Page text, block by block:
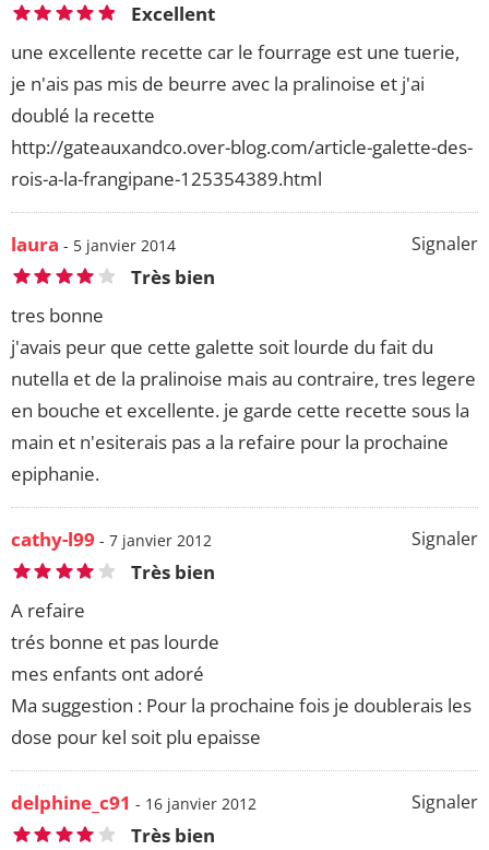
Excellent
une excellente recette car le fourrage est une tuerie,
je n'ais pas mis de beurre avec la pralinoise et j'ai
doublé la recette
http://gateauxandco.over-blog.com/article-galette-des-
rois-a-la-frangipane-125354389.html
Signaler
laura - 5 janvier 2014
Très bien
tres bonne
j'avais peur que cette galette soit lourde du fait du
nutella et de la pralinoise mais au contraire, tres legere
en bouche et excellente. je garde cette recette sous la
main et n'esiterais pas a la refaire pour la prochaine
epiphanie.
Signaler
cathy-l99 - 7 janvier 2012
Très bien
A refaire
trés bonne et pas lourde
mes enfants ont adoré
Ma suggestion : Pour la prochaine fois je doublerais les
dose pour kel soit plu epaisse
Signaler
delphine_c91 - 16 janvier 2012
Très bien